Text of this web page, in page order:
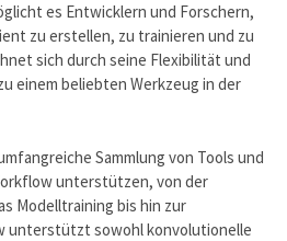
es Entwicklern und Forschern,
zu erstellen, zu trainieren und zu
sich durch seine Flexibilität und
einem beliebten Werkzeug in der
Sammlung von Tools und
unterstützen, von der
Modelltraining bis hin zur
unterstützt sowohl konvolutionelle